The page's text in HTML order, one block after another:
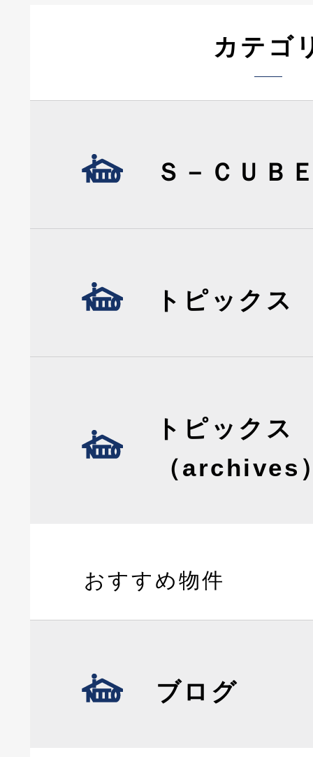
カテゴ
Ｓ－ＣＵＢ
トピックス
トピックス
（archives
おすすめ物件
ブログ